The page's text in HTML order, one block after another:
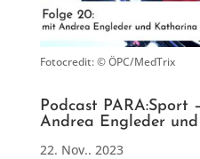
Fotocredit: © ÖPC/MedTrix
Podcast PARA:Sport
Andrea Engleder
22. Nov.. 2023